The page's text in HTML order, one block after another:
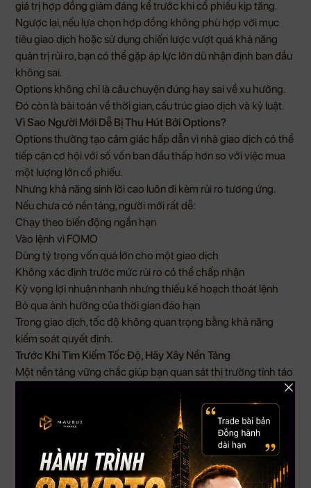
giá trị hợp đồng giảm đáng kể trước khi cổ phiếu kịp tăng.
Ngược lại, nếu lựa chọn hợp đồng không phù hợp với mục
tiêu giao dịch hoặc sử dụng chiến lược vượt quá khả năng
quản trị rủi ro, bạn có thể gặp áp lực lớn dù nhận định ban đầu
không sai.
Options không chỉ là câu chuyện đúng hay sai về xu hướng.
Đó còn là bài toán về thời gian, cấu trúc giao dịch và kỷ luật.
Vì Sao Người Mới Dễ Bị Thu Hút Bởi Options?
Options thường tạo cảm giác hấp dẫn vì nhà giao dịch có thể
tiếp cận cơ hội với số vốn ban đầu thấp hơn so với việc mua
một lượng lớn cổ phiếu.
Nhưng khả năng sinh lời cao luôn đi kèm rủi ro tương ứng.
Nếu chưa có nền tảng, người mới rất dễ:
Chạy theo biến động ngắn hạn
Vào lệnh vì FOMO
Dùng tỷ trọng vốn quá lớn cho một giao dịch
Không xác định trước mức rủi ro có thể chấp nhận
Kỳ vọng lợi nhuận nhanh nhưng thiếu kế hoạch thoát lệnh
Bỏ qua ảnh hưởng của thời gian đáo hạn
Trong giao dịch, tốc độ không quan trọng bằng khả năng
kiểm soát quyết định.
Trước Khi Tìm Kiếm Tốc Độ, Hãy Xây Nền Tảng
Một nền tảng vững chắc giúp bạn quan sát thị trường tỉnh táo
Trước khi cân nhắc Options, người mới nên hiểu cách thị
trường Stocks vận hành, cách đọc xu hướng, theo dõi tin tức,
đánh giá rủi ro và xây dựng nguyên tắc quản trị vốn.
Bạn không cần giao dịch mọi cơ hội xuất hiện trên thị trường.
Điều quan trọng hơn là biết vì sao mình vào lệnh, mức rủi ro